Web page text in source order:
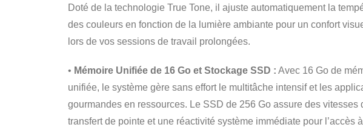
Doté de la technologie True Tone, il ajuste automatiquement la
des couleurs en fonction de la lumière ambiante pour un confort
lors de vos sessions de travail prolongées.
• Mémoire Unifiée de 16 Go et Stockage SSD : Avec 16 Go de
unifiée, le système gère sans effort le multitâche intensif et les
gourmandes en ressources. Le SSD de 256 Go assure des vitesses
transfert de pointe et une réactivité système immédiate pour l’accès